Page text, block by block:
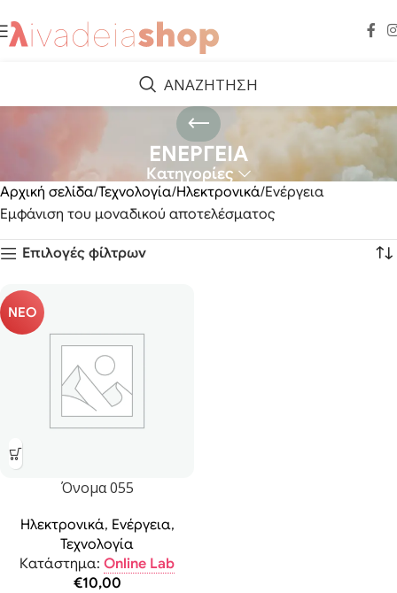
ΑΝΑΖΗΤΗΣΗ
ΕΝΕΡΓΕΙΑ
Κατηγορίες
Αρχική σελίδα Τεχνολογία Ηλεκτρονικά Ενέργεια
Εμφάνιση του μοναδικού αποτελέσματος
Επιλογές φίλτρων
ΝΕΟ
Όνομα 055
Ηλεκτρονικά, Ενέργεια,
Τεχνολογία
Κατάστημα: Online Lab
€10,00